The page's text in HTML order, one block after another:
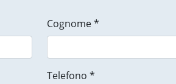
Cognome *
Telefono *